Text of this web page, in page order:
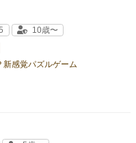
新感覚パズルゲーム
10歳〜